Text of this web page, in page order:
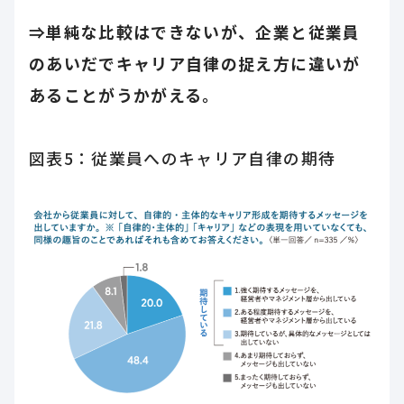
⇒単純な比較はできないが、企業と従業員
のあいだでキャリア自律の捉え方に違いが
あることがうかがえる。
図表5：従業員へのキャリア自律の期待